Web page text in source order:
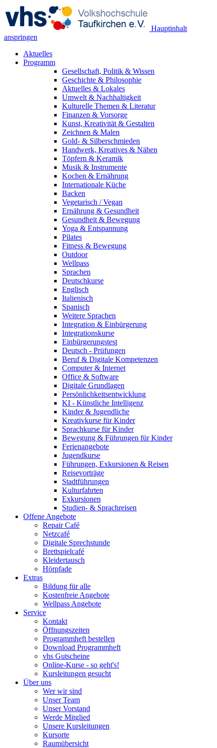
Hauptinhalt
anspringen
Aktuelles
Programm
Gesellschaft, Politik & Wissen
Geschichte & Philosophie
Aktuelles & Lokales
Umwelt & Nachhaltigkeit
Kulturelle Themen & Literatur
Finanzen & Vorsorge
Kunst, Kreativität & Gestalten
Zeichnen & Malen
Gold- & Silberschmieden
Handwerk, Kreatives & Nähen
Töpfern & Keramik
Musik & Instrumente
Kochen & Ernährung
Internationale Küche
Backen
Vegetarisch / Vegan
Ernährung & Gesundheit
Gesundheit & Bewegung
Yoga & Entspannung
Pilates
Fitness & Bewegung
Outdoor
Wellpass
Sprachen
Deutschkurse
Englisch
Italienisch
Spanisch
Weitere Sprachen
Integration & Einbürgerung
Integrationskurse
Einbürgerungstest
Deutsch - Prüfungen
Beruf & Digitale Kompetenzen
Computer & Internet
Office & Software
Digitale Grundlagen
Persönlichkeitsentwicklung
KI - Künstliche Intelligenz
Kinder & Jugendliche
Kreativkurse für Kinder
Sprachkurse für Kinder
Bewegung & Führungen für Kinder
Ferienangebote
Jugendkurse
Führungen, Exkursionen & Reisen
Reisevorträge
Stadtführungen
Kulturfahrten
Exkursionen
Studien- & Sprachreisen
Offene Angebote
Repair Café
Netzcafé
Digitale Sprechstunde
Brettspielcafé
Kleidertausch
Hörpfade
Extras
Bildung für alle
Kostenfreie Angebote
Wellpass Angebote
Service
Kontakt
Öffnungszeiten
Programmheft bestellen
Download Programmheft
vhs Gutscheine
Online-Kurse - so geht's!
Kursleitungen gesucht
Über uns
Wer wir sind
Unser Team
Unser Vorstand
Werde Mitglied
Unsere Kursleitungen
Kursorte
Raumübersicht